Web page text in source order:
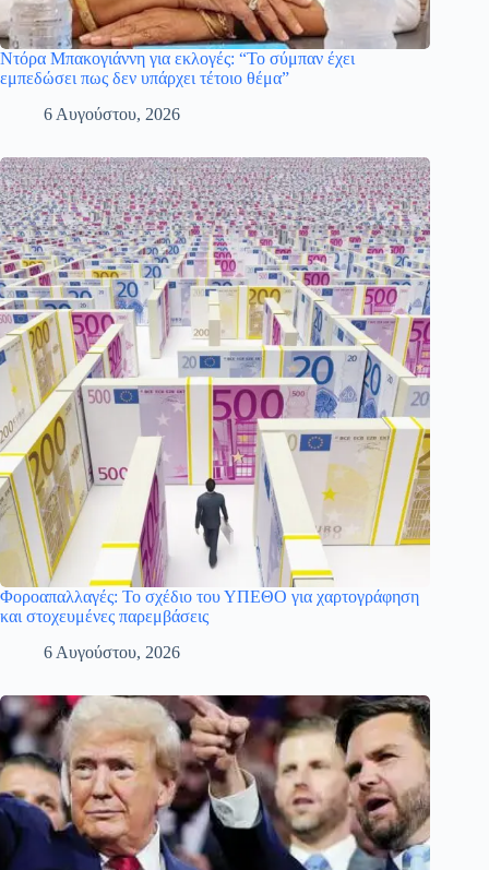
Ντόρα Μπακογιάννη για εκλογές: “Το σύμπαν έχει
εμπεδώσει πως δεν υπάρχει τέτοιο θέμα”
6 Αυγούστου, 2026
Φοροαπαλλαγές: Το σχέδιο του ΥΠΕΘΟ για χαρτογράφηση
και στοχευμένες παρεμβάσεις
6 Αυγούστου, 2026